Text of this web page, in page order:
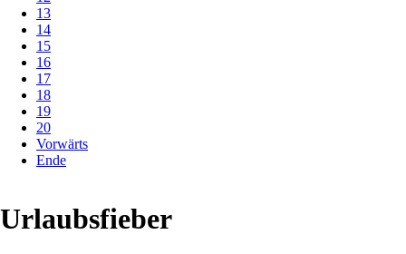
13
14
15
16
17
18
19
20
Vorwärts
Ende
Urlaubsfieber